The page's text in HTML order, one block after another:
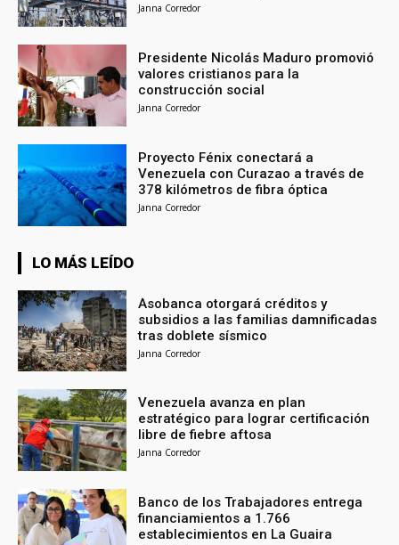
Janna Corredor
Presidente Nicolás Maduro promovió
valores cristianos para la
construcción social
Janna Corredor
Proyecto Fénix conectará a
Venezuela con Curazao a través de
378 kilómetros de fibra óptica
Janna Corredor
LO MÁS LEÍDO
Asobanca otorgará créditos y
subsidios a las familias damnificadas
tras doblete sísmico
Janna Corredor
Venezuela avanza en plan
estratégico para lograr certificación
libre de fiebre aftosa
Janna Corredor
Banco de los Trabajadores entrega
financiamientos a 1.766
establecimientos en La Guaira